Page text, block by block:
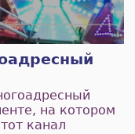
на котором
канал